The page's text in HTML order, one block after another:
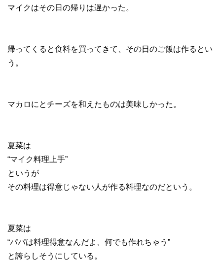
マイクはその日の帰りは遅かった。
帰ってくると食料を買ってきて、その日のご飯は作るとい
う。
マカロにとチーズを和えたものは美味しかった。
夏菜は
“マイク料理上手”
というが
その料理は得意じゃない人が作る料理なのだという。
夏菜は
“パパは料理得意なんだよ、何でも作れちゃう”
と誇らしそうにしている。